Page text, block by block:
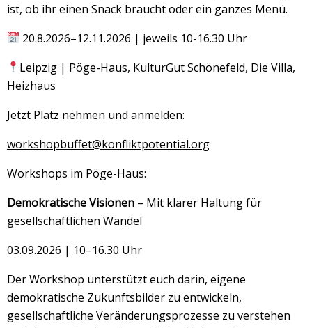
ist, ob ihr einen Snack braucht oder ein ganzes Menü.
20.8.2026–12.11.2026 | jeweils 10-16.30 Uhr
Leipzig | Pöge-Haus, KulturGut Schönefeld, Die Villa,
Heizhaus
Jetzt Platz nehmen und anmelden:
workshopbuffet@konfliktpotential.org
Workshops im Pöge-Haus:
Demokratische Visionen – Mit klarer Haltung für
gesellschaftlichen Wandel
03.09.2026 | 10–16.30 Uhr
Der Workshop unterstützt euch darin, eigene
demokratische Zukunftsbilder zu entwickeln,
gesellschaftliche Veränderungsprozesse zu verstehen